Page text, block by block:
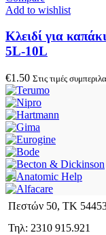
Add to wishlist
Κλειδί για
5L-10L
€1.50 Στις τιμές
Πεστών 50, ΤΚ
Τηλ: 2310 915.921